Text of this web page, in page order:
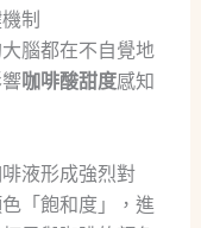
制
腦都在不自覺地
咖啡酸甜度感知
液形成強烈對
「飽和度」，進